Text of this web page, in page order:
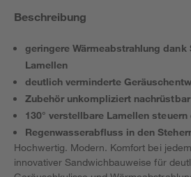
Beschreibung
geringere Wärmeabstrahlung
Lamellen
deutlich verminderte
Zubehör unkompliziert nachrüstbar
130° verstellbare Lamellen
Regenwasserabfluss in den
Hochwertig. Modern. Komfort bei
innovativer Sandwichbauweise für